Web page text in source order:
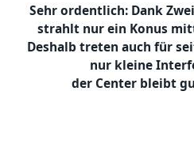
Sehr ordentlich: Dank
strahlt nur ein Konus
Deshalb treten auch für
nur kleine
der Center bleibt